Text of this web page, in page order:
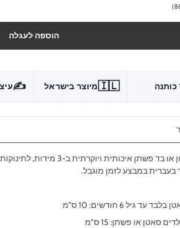
הוספה לעגלה
🇮🇱מיוצר בישראל ✍️
סאטן או בד פשתן איכותית
בעברית במבצע לזמן מוגבל.
עד גיל 6 חודשים: 10 ס"מ
סאטן או פשתן: 15 ס"מ